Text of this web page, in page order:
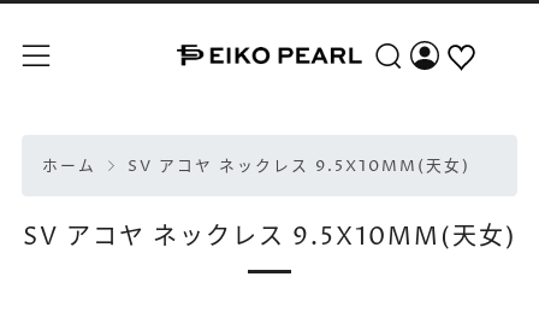
メニュー 検索
ホーム SV アコヤ ネックレス 9.5X10MM(天女)
SV アコヤ ネックレス 9.5X10MM(天女)